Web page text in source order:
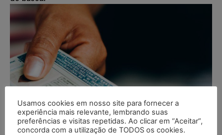
Usamos cookies em nosso site para fornecer a
experiência mais relevante, lembrando suas
preferências e visitas repetidas. Ao clicar em “Aceitar”,
concorda com a utilização de TODOS os cookies.